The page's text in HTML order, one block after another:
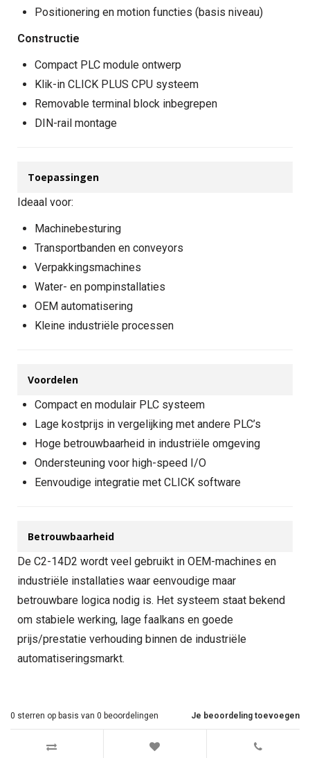
Positionering en motion functies (basis niveau)
Constructie
Compact PLC module ontwerp
Klik-in CLICK PLUS CPU systeem
Removable terminal block inbegrepen
DIN-rail montage
Toepassingen
Ideaal voor:
Machinebesturing
Transportbanden en conveyors
Verpakkingsmachines
Water- en pompinstallaties
OEM automatisering
Kleine industriële processen
Voordelen
Compact en modulair PLC systeem
Lage kostprijs in vergelijking met andere PLC’s
Hoge betrouwbaarheid in industriële omgeving
Ondersteuning voor high-speed I/O
Eenvoudige integratie met CLICK software
Betrouwbaarheid
De C2-14D2 wordt veel gebruikt in OEM-machines en
industriële installaties waar eenvoudige maar
betrouwbare logica nodig is. Het systeem staat bekend
om stabiele werking, lage faalkans en goede
prijs/prestatie verhouding binnen de industriële
automatiseringsmarkt.
Je beoordeling toevoegen
0 sterren op basis van 0 beoordelingen